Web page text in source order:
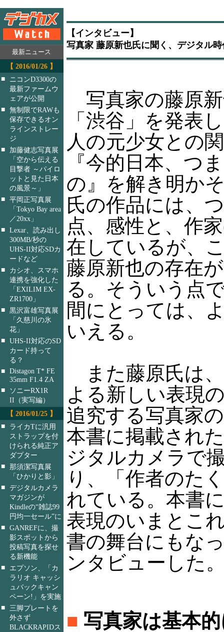
最新ニュース
【 2016/01/26 】
■
ニコンD3300の
最新ファームウ
ェアが公開
■ 無制限でRAWも
保存できるオン
ラインストレー
ジ
■
加藤健志写真展
「空から伝える
目撃者 ～パイロ
ットと見た日本
の風景～」
■ 平岡正写真展
「Tokyo Bay area
／20xx」
■ Lexar、読み出し
300MB/秒の
UHS-II対応SDカ
ードなど
■
カシオ、スマホ
連携を強化した
「EXILIM EX-
ZR1700」
■ 黒沢富雄写真展
「久慈川の氷
花」
■ UHS-II対応のSD
カード持って
る？
■ Distagon T* FE
35mm F1.4 ZA
■
ソニーRX1R
II（実写編）
【 2016/01/25 】
■
ライカTに汎用
ストラップを付
けられる純正ア
ダプター
■ 那須潔写真展
「ひかりと影」
■ デジタルカメラ
マガジンが
Kindleの“雑誌99
円均一セール”に
■ GANREFに、撮
影スポットから
投稿写真を探せ
る新機能
■
エプソン、「カ
ラリオ キャッシ
ュバックキャン
ペーン!」を実施
■ 三脚プレートを
外さず
BLACKRAPIDス
【インタビュー】
写真家 藤原新也氏に聞く、デジタル
写真家の藤原
「渋谷」を発表
人の元少女との
『今的日本、つ
の』を解き明か
氏の作品には、
点、感性と、作
在しているが、
藤原新也の存在
る。そういう点
間にとっては、
いえる。
また藤原氏は
よる新しい表現
追究する写真家
本書に掲載され
ジタルカメラで
り、「作者のた
れている。本書
表現のいまとこ
書の舞台にもな
ンタビューした
■ 写真家は基本